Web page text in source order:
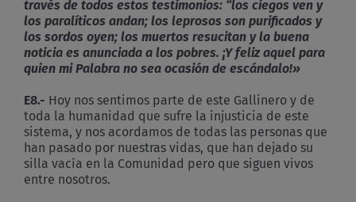
través de todos estos testimonios: “los ciegos ven y
los paralíticos andan; los leprosos son purificados y
los sordos oyen; los muertos resucitan y la buena
noticia es anunciada a los pobres. ¡Y feliz aquel para
quien mi Palabra no sea ocasión de escándalo!»
E8.- Hoy nos sentimos parte de este Gallinero y de
toda la humanidad que sufre la injusticia de este
sistema, y nos acordamos de todas las personas que
han pasado por nuestras vidas, que han dejado su
silla vacía en la Comunidad pero que siguen vivos
entre nosotros.